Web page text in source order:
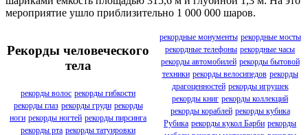
мероприятие ушло приблизительно 1 000 000 шаров.
Рекорды человеческого
тела
рекорды волос рекорды гибкости
рекорды глаз рекорды груди рекорды
ноги рекорды ногтей рекорды пирсинга
рекорды рта рекорды татуировки
рекордные монументы рекордные мосты
рекордные телефоны рекордные часы
рекорды автомобилей рекорды бытовой
техники рекорды велосипедов рекорды
драгоценностей рекорды игрушек
рекорды книг рекорды коллекций
рекорды кораблей рекорды кубика
Рубика рекорды кукол Барби рекорды